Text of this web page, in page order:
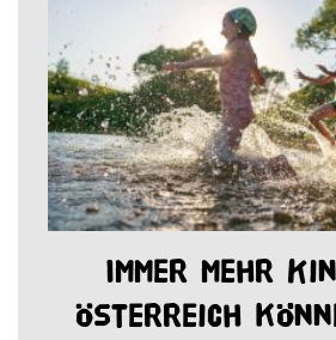
Immer mehr
Österreich